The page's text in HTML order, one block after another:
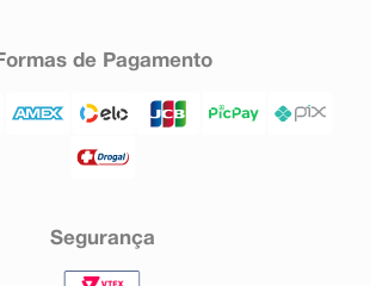
de Pagamento
Segurança